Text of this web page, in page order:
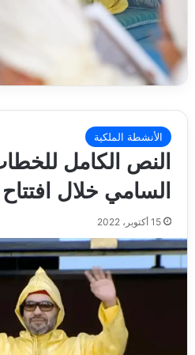
الأنشطة الملكية
النص الكامل
السامي خلال افتتاح
15 أكتوبر، 2022